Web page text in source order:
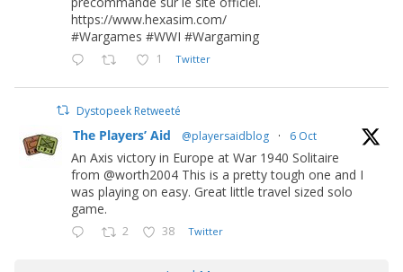
https://www.hexasim.com/
#Wargames #WWI #Wargaming
1 Twitter
Dystopeek Retweeté
The Players’ Aid @playersaidblog · 6 Oct
An Axis victory in Europe at War 1940 Solitaire
from @worth2004 This is a pretty tough one and I
was playing on easy. Great little travel sized solo
game.
2 38 Twitter